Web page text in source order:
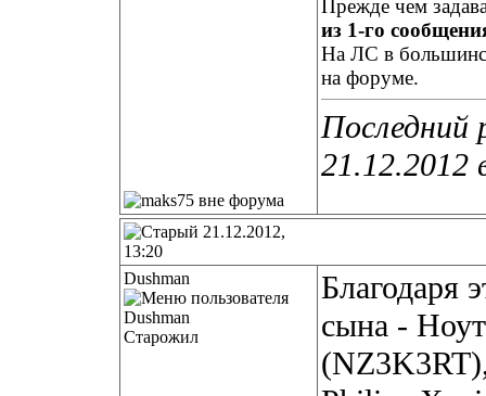
Прежде чем
из 1-го
На ЛС в
на форуме.
Последний
21.12.2012
21.12.2012,
13:20
Dushman
Старожил
Благодаря
сына -